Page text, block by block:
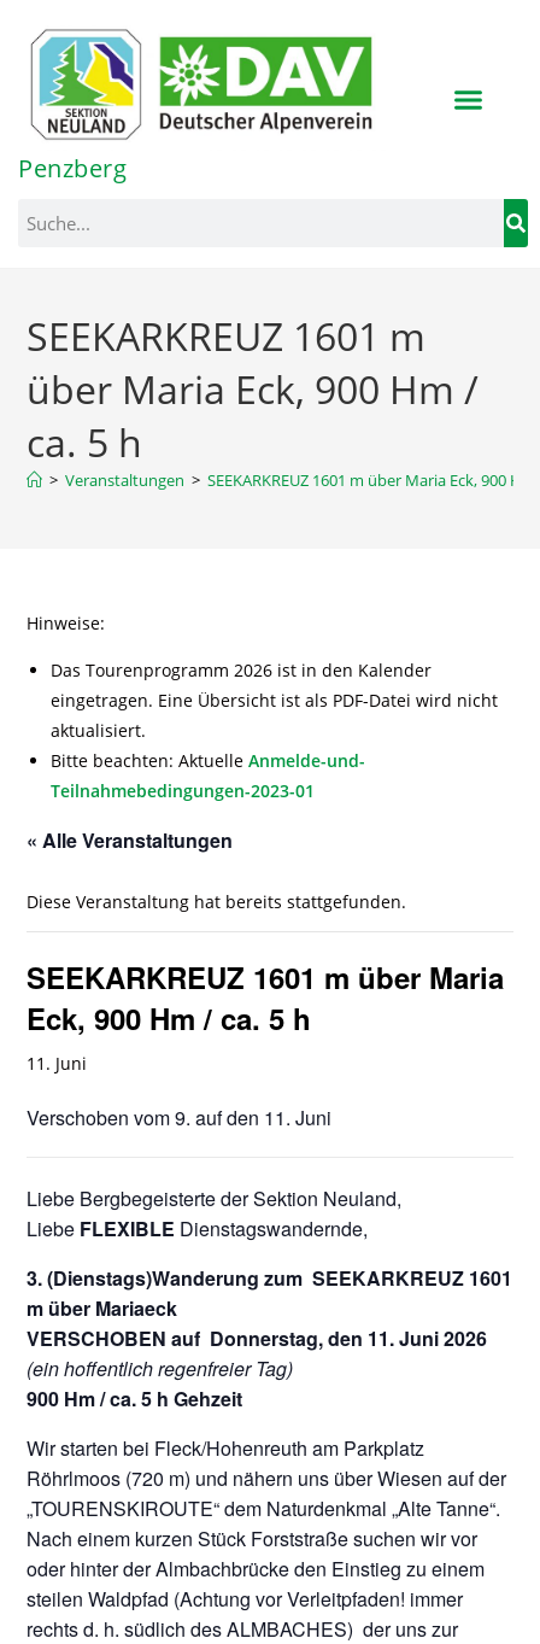
springen
Penzberg
SEEKARKREUZ 1601 m
über Maria Eck, 900 Hm /
ca. 5 h
> Veranstaltungen > SEEKARKREUZ 1601 m über Maria Eck, 900
Hinweise:
Das Tourenprogramm 2026 ist in den Kalender
eingetragen. Eine Übersicht ist als PDF-Datei wird nicht
aktualisiert.
Bitte beachten: Aktuelle Anmelde-und-
Teilnahmebedingungen-2023-01
« Alle Veranstaltungen
Diese Veranstaltung hat bereits stattgefunden.
SEEKARKREUZ 1601 m über Maria
Eck, 900 Hm / ca. 5 h
11. Juni
Verschoben vom 9. auf den 11. Juni
Liebe Bergbegeisterte der Sektion Neuland,
Liebe FLEXIBLE Dienstagswandernde,
3. (Dienstags)Wanderung zum SEEKARKREUZ 1601
m über Mariaeck
VERSCHOBEN auf Donnerstag, den 11. Juni 2026
(ein hoffentlich regenfreier Tag)
900 Hm / ca. 5 h Gehzeit
Wir starten bei Fleck/Hohenreuth am Parkplatz
Röhrlmoos (720 m) und nähern uns über Wiesen auf der
„TOURENSKIROUTE“ dem Naturdenkmal „Alte Tanne“.
Nach einem kurzen Stück Forststraße suchen wir vor
oder hinter der Almbachbrücke den Einstieg zu einem
steilen Waldpfad (Achtung vor Verleitpfaden! immer
rechts d. h. südlich des ALMBACHES) der uns zur